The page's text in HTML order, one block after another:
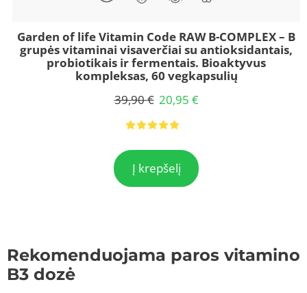
Garden of life Vitamin Code RAW B-COMPLEX – B
grupės vitaminai visaverčiai su antioksidantais,
probiotikais ir fermentais. Bioaktyvus
kompleksas, 60 vegkapsulių
39,90€ 20,95 €
Į krepšelį
Rekomenduojama paros vitamino
B3 dozė